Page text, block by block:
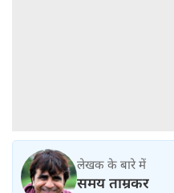
लेखक के बारे में
समय ताम्रकर